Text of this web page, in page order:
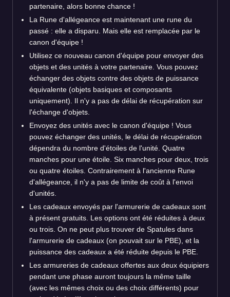
partenaire, alors bonne chance !
La Rune d'allégeance est maintenant une rune du
passé : elle a disparu. Mais elle est remplacée par le
canon d'équipe !
Utilisez ce nouveau canon d'équipe pour envoyer des
objets et des unités à votre partenaire. Vous pouvez
échanger des objets contre des objets de puissance
équivalente (objets basiques et composants
uniquement). Il n'y a pas de délai de récupération sur
l'échange d'objets.
Envoyez des unités avec le canon d'équipe ! Vous
pouvez échanger des unités, le délai de récupération
dépendra du nombre d'étoiles de l'unité. Quatre
manches pour une étoile. Six manches pour deux, trois
ou quatre étoiles. Contrairement à l'ancienne Rune
d'allégeance, il n'y a pas de limite de coût à l'envoi
d'unités.
Les cadeaux envoyés par l'armurerie de cadeaux sont
à présent gratuits. Les options ont été réduites à deux
ou trois. On ne peut plus trouver de Spatules dans
l'armurerie de cadeaux (on pouvait sur le PBE), et la
puissance des cadeaux a été réduite depuis le PBE.
Les armureries de cadeaux offertes aux deux équipiers
pendant une phase auront toujours la même taille
(avec les mêmes choix ou des choix différents) pour